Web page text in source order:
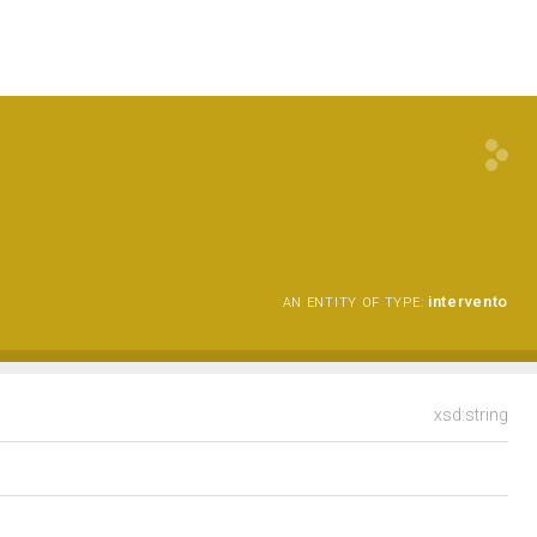
AN ENTITY OF TYPE: intervento
xsd:string